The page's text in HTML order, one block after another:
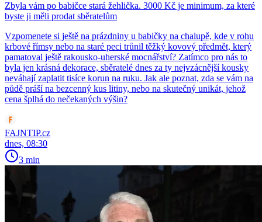
Zbyla vám po babičce stará žehlička. 3000 Kč je minimum, za které
byste ji měli prodat sběratelům
Vzpomenete si ještě na prázdniny u babičky na chalupě, kde v rohu
krbové římsy nebo na staré peci trůnil těžký kovový předmět, který
pamatoval ještě rakousko-uherské mocnářství? Zatímco pro nás to
byla jen krásná dekorace, sběratelé dnes za ty nejvzácnější kousky
neváhají zaplatit tisíce korun na ruku. Jak ale poznat, zda se vám na
půdě práší na bezcenný kus litiny, nebo na skutečný unikát, jehož
cena šplhá do nečekaných výšin?
FAJNTIP.cz
dnes, 08:30
3 min